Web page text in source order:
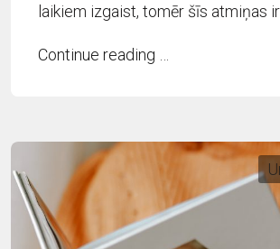
laikiem izgaist, tomēr šīs atmiņas ir
Continue reading …